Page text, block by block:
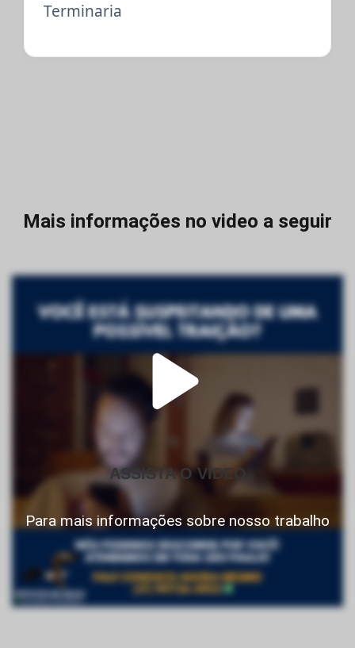
Terminaria
Mais informações no video a seguir
ASSISTA O VIDEO
Para mais informações sobre nosso trabalho